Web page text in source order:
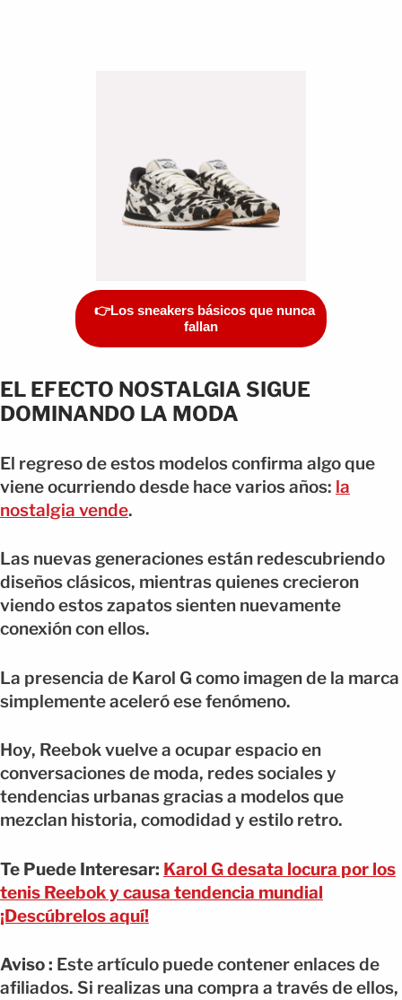
👉Los sneakers básicos que nunca
fallan
EL EFECTO NOSTALGIA SIGUE
DOMINANDO LA MODA
El regreso de estos modelos confirma algo que
viene ocurriendo desde hace varios años: la
nostalgia vende.
Las nuevas generaciones están redescubriendo
diseños clásicos, mientras quienes crecieron
viendo estos zapatos sienten nuevamente
conexión con ellos.
La presencia de Karol G como imagen de la marca
simplemente aceleró ese fenómeno.
Hoy, Reebok vuelve a ocupar espacio en
conversaciones de moda, redes sociales y
tendencias urbanas gracias a modelos que
mezclan historia, comodidad y estilo retro.
Te Puede Interesar: Karol G desata locura por los
tenis Reebok y causa tendencia mundial
¡Descúbrelos aquí!
Aviso : Este artículo puede contener enlaces de
afiliados. Si realizas una compra a través de ellos,